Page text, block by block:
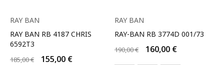
RAY BAN
RAY BAN RB 4187 CHRIS
6592T3
185,00€ 155,00 €
RAY BAN
RAY-BAN RB 3774D 001/73
190,00€ 160,00 €